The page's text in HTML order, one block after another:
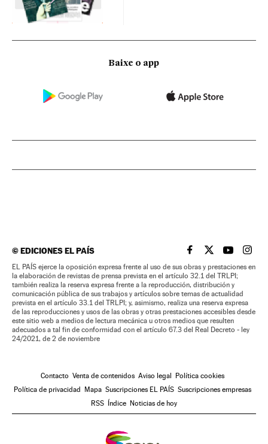
Baixe o app
©EDICIONES EL PAÍS EL PAÍS BRASIL EN
EL PAÍSEL PAÍS
EL
EL PAÍS ejerce la oposición expresa frente al uso de sus obras y prestaciones en
la elaboración de revistas de prensa prevista en el artículo 32.1 del TRLPI;
también realiza la reserva expresa frente a la reproducción, distribución y
comunicación pública de sus trabajos y artículos sobre temas de actualidad
prevista en el artículo 33.1 del TRLPI; y, asimismo, realiza una reserva expresa
de las reproducciones y usos de las obras y otras prestaciones accesibles desde
este sitio web a medios de lectura mecánica u otros medios que resulten
adecuados a tal fin de conformidad con el artículo 67.3 del Real Decreto - ley
24/2021, de 2 de noviembre
Contacto Venta de contenidos Aviso legal
Política cookies
Política de privacidad
Mapa Suscripciones EL PAÍS Suscripciones empresas
RSS
Índice Noticias de hoy